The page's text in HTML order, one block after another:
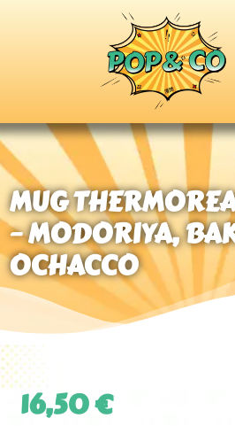
MUG
– MODORIYA,
OCHACCO
16,50€